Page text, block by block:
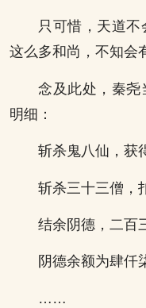
只可惜，天道
这么多和尚，不知会
念及此处，秦尧
明细：
斩杀鬼八仙，获
斩杀三十三僧，
结余阴德，二百
阴德余额为肆仟
……